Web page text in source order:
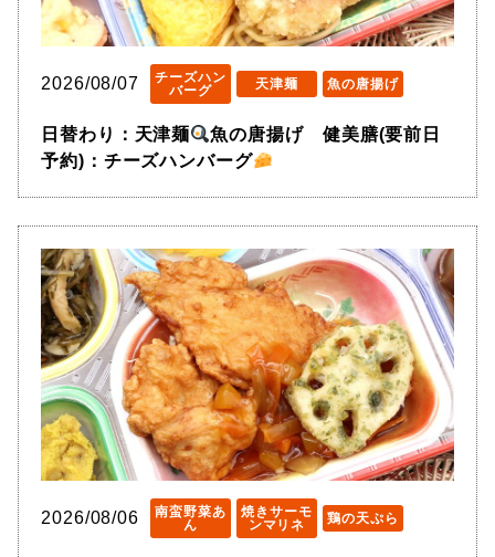
2026/08/07
チーズハン
バーグ
天津麺 魚の唐揚げ
日替わり：天津麺
魚の唐揚げ 健美膳(要前日
予約)：チーズハンバーグ
2026/08/06
南蛮野菜あ
ん
焼きサーモ
ンマリネ
鶏の天ぷら